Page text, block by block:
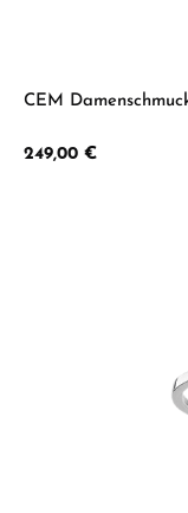
CEM
Regulärer Preis:
249,00 €